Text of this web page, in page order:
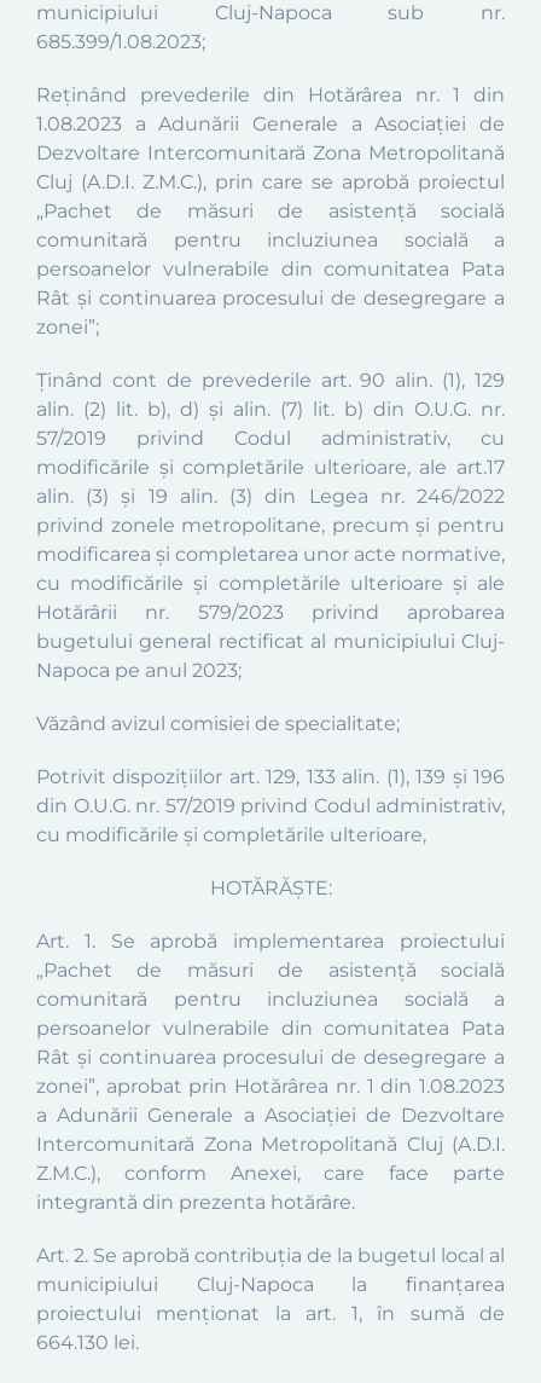
municipiului Cluj-Napoca sub nr.
685.399/1.08.2023;
Reținând prevederile din Hotărârea nr. 1 din
1.08.2023 a Adunării Generale a Asociației de
Dezvoltare Intercomunitară Zona Metropolitană
Cluj (A.D.I. Z.M.C.), prin care se aprobă proiectul
„Pachet de măsuri de asistență socială
comunitară pentru incluziunea socială a
persoanelor vulnerabile din comunitatea Pata
Rât și continuarea procesului de desegregare a
zonei”;
Ținând cont de prevederile art. 90 alin. (1), 129
alin. (2) lit. b), d) și alin. (7) lit. b) din O.U.G. nr.
57/2019 privind Codul administrativ, cu
modificările și completările ulterioare, ale art.17
alin. (3) și 19 alin. (3) din Legea nr. 246/2022
privind zonele metropolitane, precum și pentru
modificarea și completarea unor acte normative,
cu modificările și completările ulterioare și ale
Hotărârii nr. 579/2023 privind aprobarea
bugetului general rectificat al municipiului Cluj-
Napoca pe anul 2023;
Văzând avizul comisiei de specialitate;
Potrivit dispozițiilor art. 129, 133 alin. (1), 139 și 196
din O.U.G. nr. 57/2019 privind Codul administrativ,
cu modificările și completările ulterioare,
HOTĂRĂŞTE:
Art. 1. Se aprobă implementarea proiectului
„Pachet de măsuri de asistență socială
comunitară pentru incluziunea socială a
persoanelor vulnerabile din comunitatea Pata
Rât și continuarea procesului de desegregare a
zonei”, aprobat prin Hotărârea nr. 1 din 1.08.2023
a Adunării Generale a Asociației de Dezvoltare
Intercomunitară Zona Metropolitană Cluj (A.D.I.
Z.M.C.), conform Anexei, care face parte
integrantă din prezenta hotărâre.
Art. 2. Se aprobă contribuția de la bugetul local al
municipiului Cluj-Napoca la finanțarea
proiectului menționat la art. 1, în sumă de
664.130 lei.